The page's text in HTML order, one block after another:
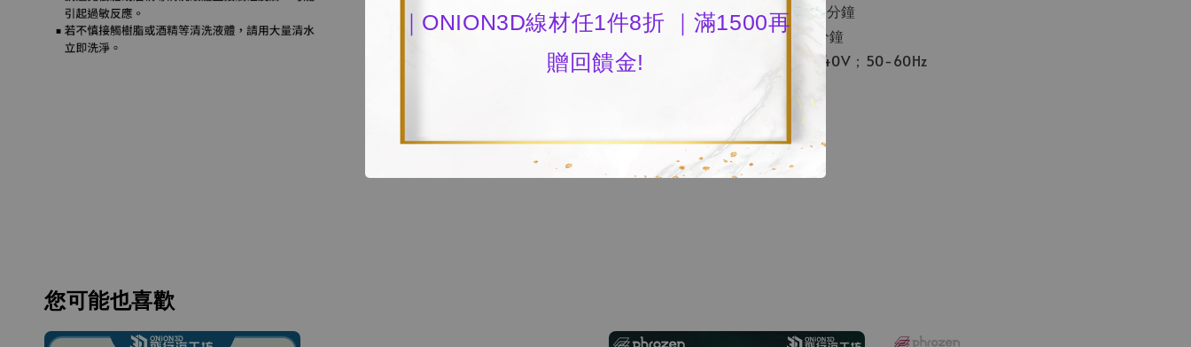
｜ONION3D線材任1件8折 ｜滿1500再
贈回饋金!
風扇轉速：1700 轉 / 分鐘
可設置時間：0~30 分鐘
輸入電壓：AC100-240V；50-60Hz
最大消耗功率：70瓦
LED波長：405 nm
您可能也喜歡